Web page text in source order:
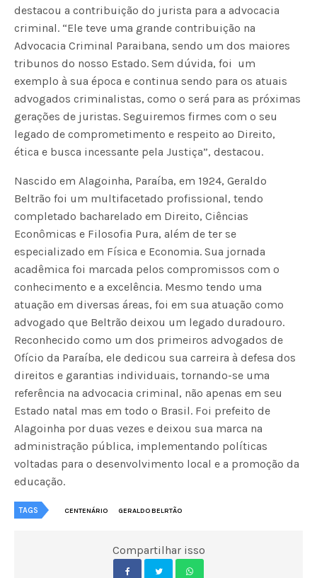
destacou a contribuição do jurista para a advocacia
criminal. “Ele teve uma grande contribuição na
Advocacia Criminal Paraibana, sendo um dos maiores
tribunos do nosso Estado. Sem dúvida, foi um
exemplo à sua época e continua sendo para os atuais
advogados criminalistas, como o será para as próximas
gerações de juristas. Seguiremos firmes com o seu
legado de comprometimento e respeito ao Direito,
ética e busca incessante pela Justiça”, destacou.
Nascido em Alagoinha, Paraíba, em 1924, Geraldo
Beltrão foi um multifacetado profissional, tendo
completado bacharelado em Direito, Ciências
Econômicas e Filosofia Pura, além de ter se
especializado em Física e Economia. Sua jornada
acadêmica foi marcada pelos compromissos com o
conhecimento e a excelência. Mesmo tendo uma
atuação em diversas áreas, foi em sua atuação como
advogado que Beltrão deixou um legado duradouro.
Reconhecido como um dos primeiros advogados de
Ofício da Paraíba, ele dedicou sua carreira à defesa dos
direitos e garantias individuais, tornando-se uma
referência na advocacia criminal, não apenas em seu
Estado natal mas em todo o Brasil. Foi prefeito de
Alagoinha por duas vezes e deixou sua marca na
administração pública, implementando políticas
voltadas para o desenvolvimento local e a promoção da
educação.
TAGS CENTENÁRIO GERALDO BELRTÃO
Compartilhar isso